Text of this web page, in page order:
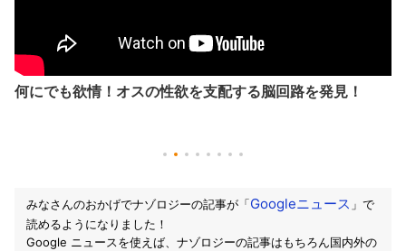
何にでも欲情！オスの性欲を支配する脳回路を発見！
みなさんのおかげでナゾロジーの記事が「Googleニュース 」で
読めるようになりました！
Google ニュースを使えば、ナゾロジーの記事はもちろん国内外の